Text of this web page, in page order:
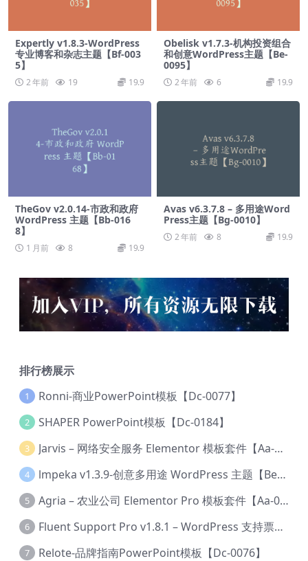
Expertly v1.8.3-WordPress
专业博客和杂志主题【Bf-003
5】
2 年前 19 19.9
Obelisk v1.7.3-机构投资组合
和创意WordPress主题【Be-
0095】
2 年前 6 19.9
TheGov v2.0.14-市政和政府
WordPress 主题【Bb-016
8】
1 月前 8 19.9
Avas v6.3.7.8 – 多用途Word
Press主题【Bg-0010】
2 年前 8 19.9
排行榜展示
1 Ronni-商业PowerPoint模板【Dc-0077】
2 SHAPER PowerPoint模板【Dc-0184】
3 Jarvis – 网络安全服务 Elementor 模板套件【Aa-0035】
4 lmpeka v1.3.9-创意多用途 WordPress 主题【Be-0064】
5 Agria – 农业公司 Elementor Pro 模板套件【Aa-0003】
6 Fluent Support Pro v1.8.1 – WordPress 支持票务系统【Cc-0041】
7 Relote-品牌指南PowerPoint模板【Dc-0076】